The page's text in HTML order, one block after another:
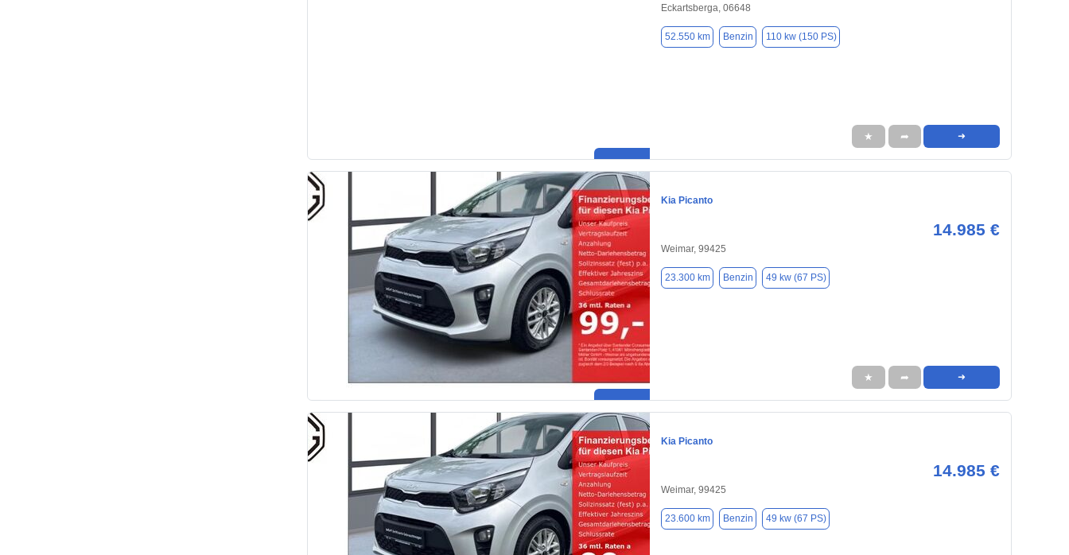
Eckartsberga, 06648
52.550 km Benzin 110 kw (150 PS)
★ ➦ ➜
Kia Picanto
14.985 €
Weimar, 99425
23.300 km Benzin 49 kw (67 PS)
★ ➦ ➜
Kia Picanto
14.985 €
Weimar, 99425
23.600 km Benzin 49 kw (67 PS)